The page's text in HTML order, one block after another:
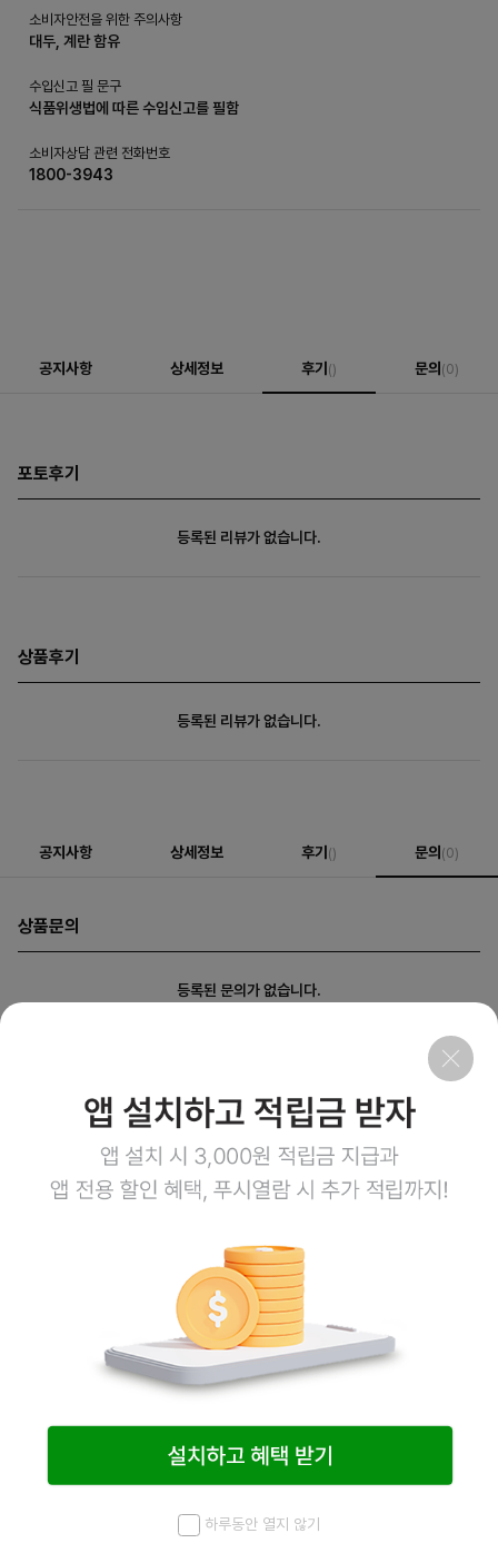
소비자안전을 위한 주의사항
대두, 계란 함유
수입신고 필 문구
식품위생법에 따른 수입신고를 필함
소비자상담 관련 전화번호
1800-3943
공지사항 상세정보 후기() 문의(0)
포토후기
등록된 리뷰가 없습니다.
상품후기
등록된 리뷰가 없습니다.
공지사항 상세정보 후기() 문의(0)
상품문의
등록된 문의가 없습니다.
주식회사 엠오유통 사업자정보
평일 08:00~17:00
토요일 08:00~12:00
하루동안 열지 않기